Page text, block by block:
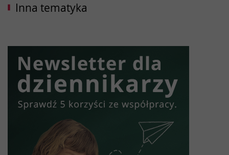
Inna tematyka